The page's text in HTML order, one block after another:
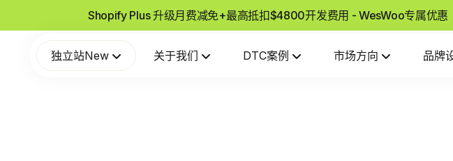
Shopify Plus 升级月费减免+最高抵扣$4800开发费用 - WesWoo专属优惠
独立站New 关于我们 DTC案例 市场方向 品牌